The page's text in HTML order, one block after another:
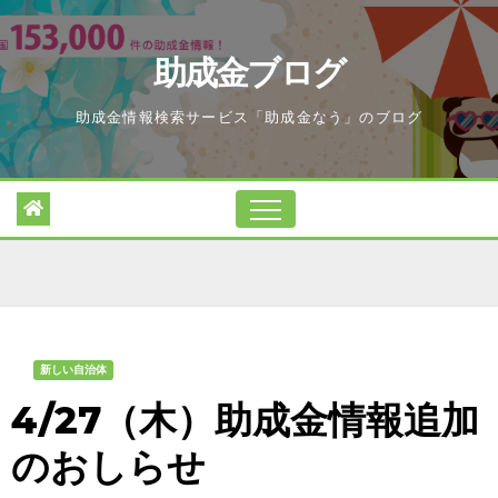
Skip
to
content
助成金ブログ
助成金情報検索サービス「助成金なう」のブログ
新しい自治体
4/27（木）助成金情報追加
のおしらせ